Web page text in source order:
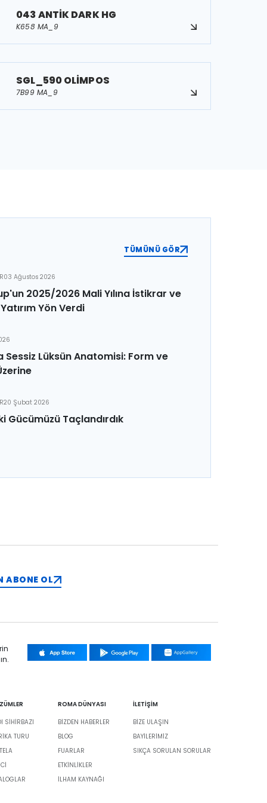
043 ANTİK DARK HG
K658 MA_9
SGL_590 OLİMPOS
7B99 MA_9
TÜMÜNÜ GÖR
03 Ağustos 2026
2025/2026 Mali Yılına İstikrar ve
Yön Verdi
Sessiz Lüksün Anatomisi: Form ve
20 Şubat 2026
Gücümüzü Taçlandırdık
ABONE OL
SİHİRBAZI
TURU
ROMA DÜNYASI
BIZDEN HABERLER
BLOG
FUARLAR
ETKINLIKLER
İLHAM KAYNAĞI
İLETİŞİM
BIZE ULAŞIN
BAYILERIMIZ
SIKÇA SORULAN SORULAR